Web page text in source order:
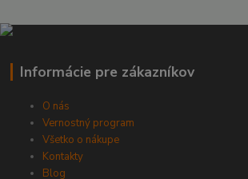
Informácie pre zákazníkov
O nás
Vernostný program
Všetko o nákupe
Kontakty
Blog